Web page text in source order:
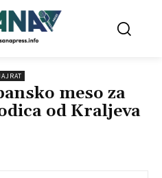
meso za
od Kraljeva